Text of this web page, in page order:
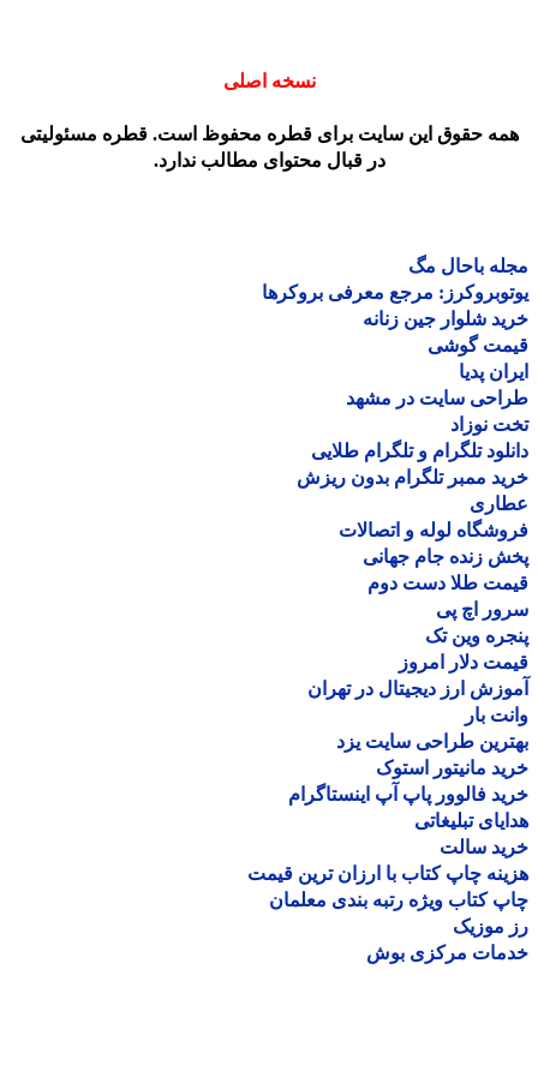
نسخه اصلی
حقوق این سایت برای قطره محفوظ است. قطره مسئولیتی
در قبال محتوای مطالب ندارد.
باحال مگ
مرجع معرفی بروکرها
شلوار جین زنانه
گوشی
پدیا
سایت در مشهد
نوزاد
تلگرام و تلگرام طلایی
ممبر تلگرام بدون ریزش
لوله و اتصالات
زنده جام جهانی
طلا دست دوم
اچ پی
وین تک
دلار امروز
ارز دیجیتال در تهران
بار
طراحی سایت یزد
مانیتور استوک
فالوور پاپ آپ اینستاگرام
تبلیغاتی
سالت
چاپ کتاب با ارزان ترین قیمت
کتاب ویژه رتبه بندی معلمان
موزیک
مرکزی بوش